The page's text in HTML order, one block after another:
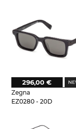
Zegna
EZ0280 - 20D
296,00 €